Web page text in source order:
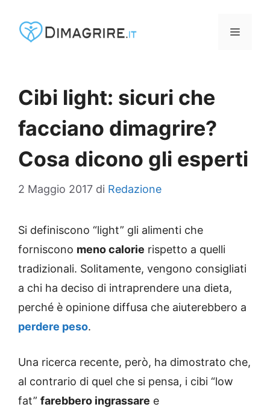
MENU
Cibi light: sicuri che
facciano dimagrire?
Cosa dicono gli esperti
2 Maggio 2017 di Redazione
Si definiscono “light” gli alimenti che
forniscono meno calorie rispetto a quelli
tradizionali. Solitamente, vengono consigliati
a chi ha deciso di intraprendere una dieta,
perché è opinione diffusa che aiuterebbero a
perdere peso.
Una ricerca recente, però, ha dimostrato che,
al contrario di quel che si pensa, i cibi “low
fat” farebbero ingrassare e